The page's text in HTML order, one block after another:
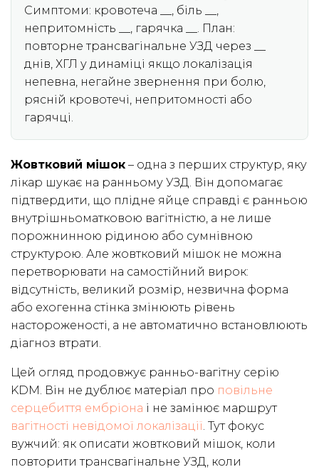
Симптоми: кровотеча __, біль __,
непритомність __, гарячка __. План:
повторне трансвагінальне УЗД через __
днів, ХГЛ у динаміці якщо локалізація
непевна, негайне звернення при болю,
рясній кровотечі, непритомності або
гарячці.
Жовтковий мішок – одна з перших структур, яку
лікар шукає на ранньому УЗД. Він допомагає
підтвердити, що плідне яйце справді є ранньою
внутрішньоматковою вагітністю, а не лише
порожнинною рідиною або сумнівною
структурою. Але жовтковий мішок не можна
перетворювати на самостійний вирок:
відсутність, великий розмір, незвична форма
або ехогенна стінка змінюють рівень
настороженості, а не автоматично встановлюють
діагноз втрати.
Цей огляд продовжує ранньо-вагітну серію
KDM. Він не дублює матеріал про повільне
серцебиття ембріона і не замінює маршрут
вагітності невідомої локалізації. Тут фокус
вужчий: як описати жовтковий мішок, коли
повторити трансвагінальне УЗД, коли